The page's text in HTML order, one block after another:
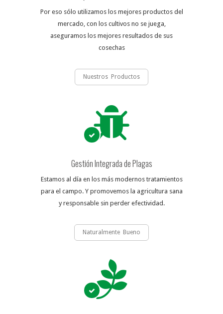
Por eso sólo utilizamos los mejores productos del
mercado, con los cultivos no se juega,
aseguramos los mejores resultados de sus
cosechas
Nuestros Productos
Gestión Integrada de Plagas
Estamos al día en los más modernos tratamientos
para el campo. Y promovemos la agricultura sana
y responsable sin perder efectividad.
Naturalmente Bueno